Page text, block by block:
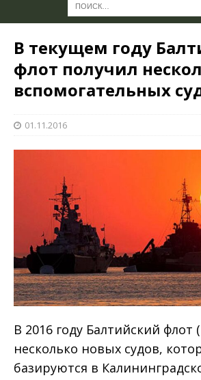
В текущем году
флот получил
вспомогательных
01.11.2016
В 2016 году Балтийский флот
несколько новых судов,
базируются в